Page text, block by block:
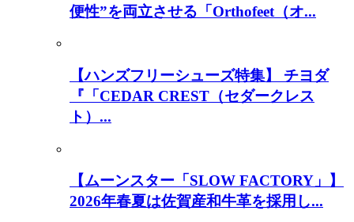
便性”を両立させる「Orthofeet（オ...
【ハンズフリーシューズ特集】 チヨダ
『「CEDAR CREST（セダークレス
ト）...
【ムーンスター「SLOW FACTORY」】
2026年春夏は佐賀産和牛革を採用し...